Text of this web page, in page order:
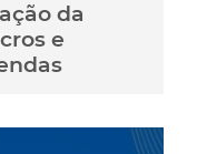
da
e